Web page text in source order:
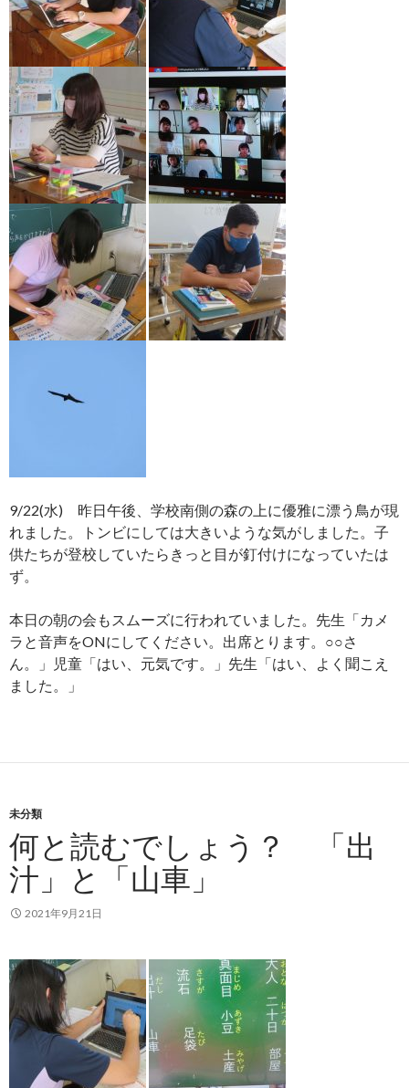
9/22(水) 昨日午後、学校南側の森の上に優雅に漂う鳥が現
れました。トンビにしては大きいような気がしました。子
供たちが登校していたらきっと目が釘付けになっていたは
ず。
本日の朝の会もスムーズに行われていました。先生「カメ
ラと音声をONにしてください。出席とります。○○さ
ん。」児童「はい、元気です。」先生「はい、よく聞こえ
ました。」
未分類
何と読むでしょう？ 「出
汁」と「山車」
2021年9月21日